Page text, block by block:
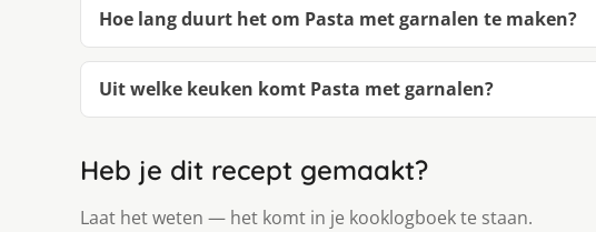
Hoe lang duurt het om Pasta met garnalen te maken?
Uit welke keuken komt Pasta met garnalen?
Heb je dit recept gemaakt?
Laat het weten — het komt in je kooklogboek te staan.